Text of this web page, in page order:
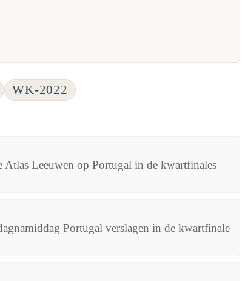
WK-2022
Leeuwen op Portugal in de kwartfinales
Portugal verslagen in de kwartfinale